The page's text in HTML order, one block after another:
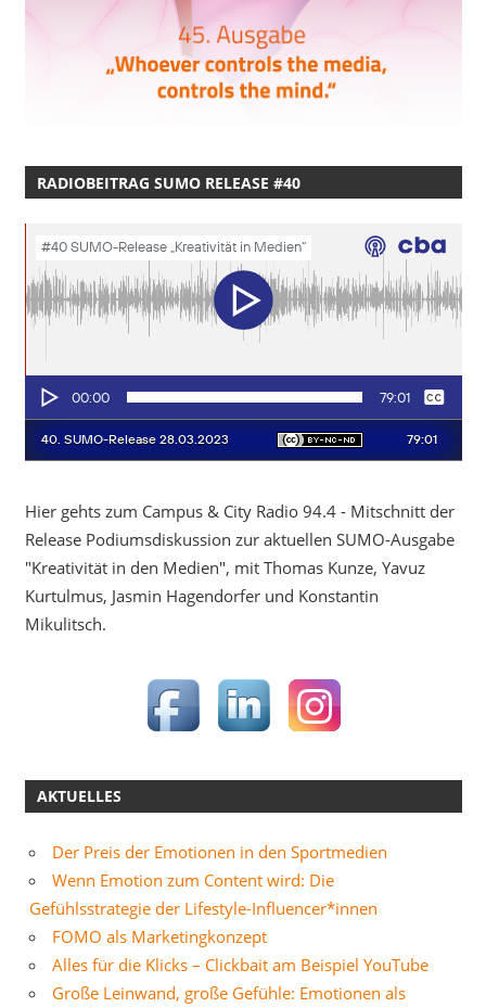
RADIOBEITRAG SUMO RELEASE #40
Hier gehts zum Campus & City Radio 94.4 - Mitschnitt der
Release Podiumsdiskussion zur aktuellen SUMO-Ausgabe
"Kreativität in den Medien", mit Thomas Kunze, Yavuz
Kurtulmus, Jasmin Hagendorfer und Konstantin
Mikulitsch.
AKTUELLES
Der Preis der Emotionen in den Sportmedien
Wenn Emotion zum Content wird: Die
Gefühlsstrategie der Lifestyle-Influencer*innen
FOMO als Marketingkonzept
Alles für die Klicks – Clickbait am Beispiel YouTube
Große Leinwand, große Gefühle: Emotionen als